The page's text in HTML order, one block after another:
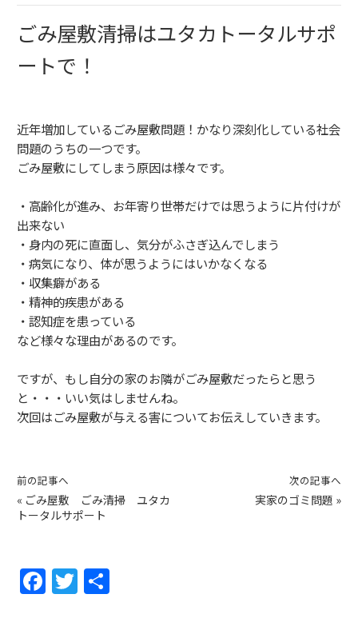
ごみ屋敷清掃はユタカトータルサポ
ートで！
近年増加しているごみ屋敷問題！かなり深刻化している社会
問題のうちの一つです。
ごみ屋敷にしてしまう原因は様々です。
・高齢化が進み、お年寄り世帯だけでは思うように片付けが
出来ない
・身内の死に直面し、気分がふさぎ込んでしまう
・病気になり、体が思うようにはいかなくなる
・収集癖がある
・精神的疾患がある
・認知症を患っている
など様々な理由があるのです。
ですが、もし自分の家のお隣がごみ屋敷だったらと思う
と・・・いい気はしませんね。
次回はごみ屋敷が与える害についてお伝えしていきます。
前の記事へ
« ごみ屋敷 ごみ清掃 ユタカ
トータルサポート
次の記事へ
実家のゴミ問題 »
F
a
T
w